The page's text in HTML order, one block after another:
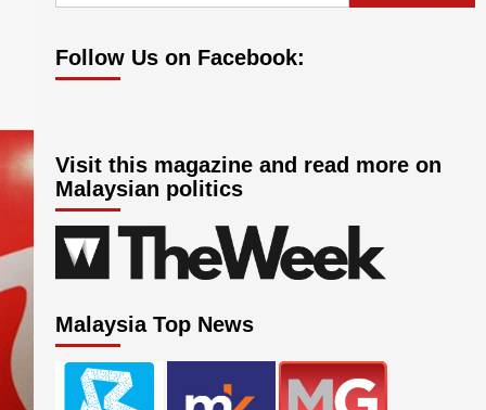
Follow Us on Facebook:
Visit this magazine and read more on
Malaysian politics
Malaysia Top News